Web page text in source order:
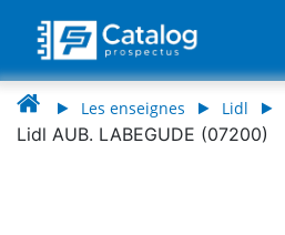
Les enseignes Lidl
Lidl AUB. LABEGUDE (07200)